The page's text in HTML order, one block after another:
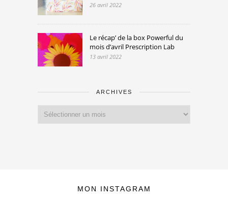
26 avril 2022
Le récap’ de la box Powerful du
mois d’avril Prescription Lab
13 avril 2022
ARCHIVES
MON INSTAGRAM